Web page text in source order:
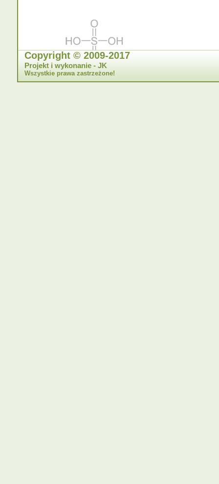
Copyright © 2009-2017
Projekt i wykonanie - JK
Wszystkie prawa zastrzeżone!